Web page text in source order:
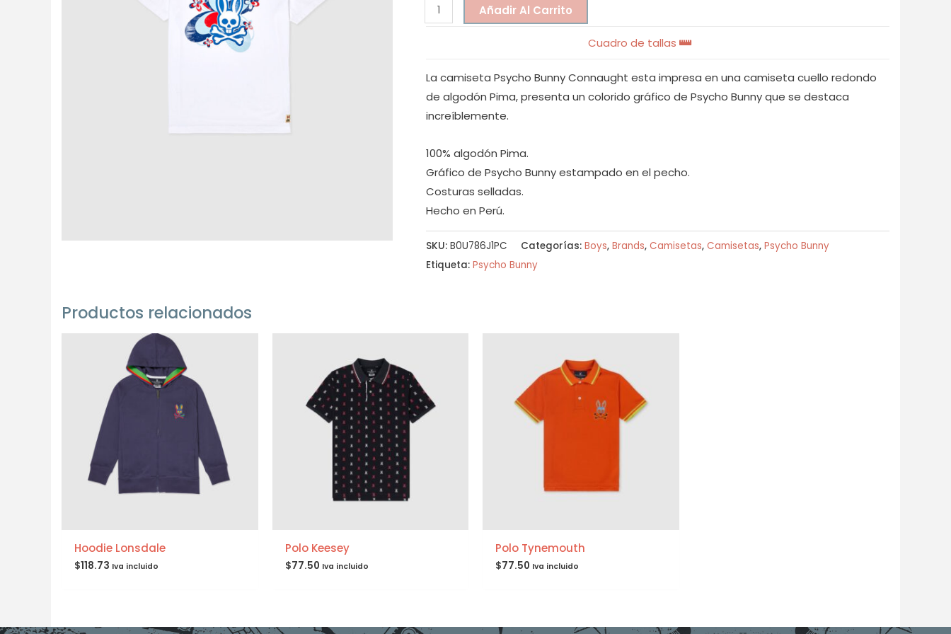
Añadir Al Carrito
Cuadro de tallas
La camiseta Psycho Bunny Connaught esta impresa en una camiseta cuello redondo
de algodón Pima, presenta un colorido gráfico de Psycho Bunny que se destaca
increíblemente.
100% algodón Pima.
Gráfico de Psycho Bunny estampado en el pecho.
Costuras selladas.
Hecho en Perú.
SKU: B0U786J1PC Categorías: Boys, Brands, Camisetas, Camisetas, Psycho Bunny
Etiqueta: Psycho Bunny
Productos relacionados
Hoodie Lonsdale
$118.73 Iva incluido
Polo Keesey
$77.50 Iva incluido
Polo Tynemouth
$77.50 Iva incluido